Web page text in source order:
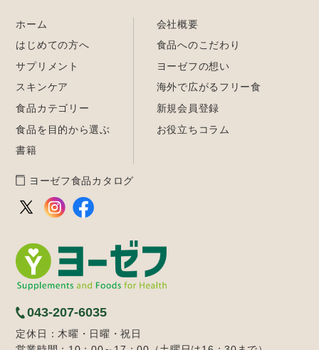
043-207-6035
定休日：木曜・日曜・祝日
ホーム
はじめての方へ
サプリメント
スキンケア
食品カテゴリー
食品を目的から選ぶ
書籍
会社概要
食品へのこだわり
ヨーゼフの想い
海外で広がるフリー食
新規会員登録
お役立ちコラム
ヨーゼフ食品カタログ